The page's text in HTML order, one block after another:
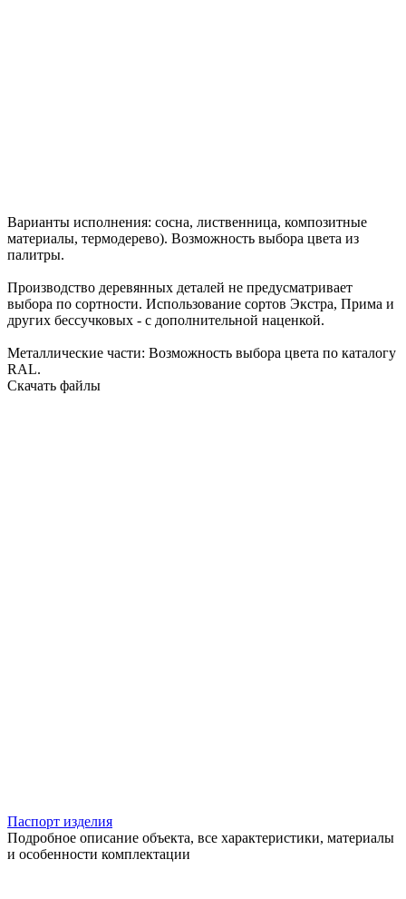
Варианты исполнения: сосна, лиственница, композитные
материалы, термодерево). Возможность выбора цвета из
палитры.
Производство деревянных деталей не предусматривает
выбора по сортности. Использование сортов Экстра, Прима и
других бессучковых - с дополнительной наценкой.
Металлические части: Возможность выбора цвета по каталогу
RAL.
Скачать файлы
Паспорт изделия
Подробное описание объекта, все характеристики, материалы
и особенности комплектации